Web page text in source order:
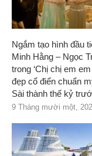
Ngắm tạo hình đầu
Minh Hằng – Ngọc
trong ‘Chị chị em em
đẹp cổ điển chuẩn
Sài thành thế kỷ
9 Tháng mười một,